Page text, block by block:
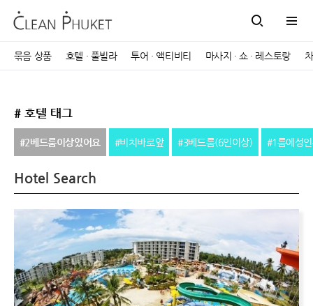
묶음 상품 호텔 · 풀빌라 투어 · 액티비티 마사지 · 쇼 · 레스토랑
# 호텔 태그
#2베드룸이상있어요 #비치바로앞 #3베드룸(6인이상) #1룸에성
Hotel Search